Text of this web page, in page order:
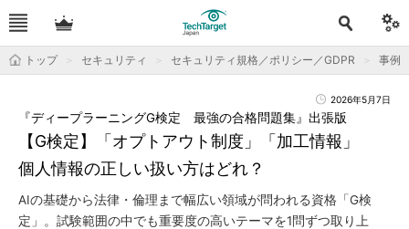
トップ セキュリティ セキュリティ規格／ポリシー／GDPR 事例
2026年5月7日
【G検定】「オプトアウト制度」「加工情報」
個人情報の正しい扱い方はどれ？
『ディープラーニングG検定 最強の合格問題集』出張版
AIの基礎から法律・倫理まで幅広い領域が問われる資格「G検
定」。試験範囲の中でも重要度の高いテーマを1問ずつ取り上